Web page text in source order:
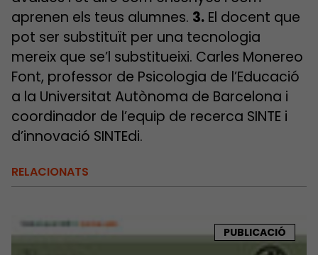
aprenen els teus alumnes. 3. El docent que
pot ser substituït per una tecnologia
mereix que se’l substitueixi. Carles Monereo
Font, professor de Psicologia de l’Educació
a la Universitat Autònoma de Barcelona i
coordinador de l’equip de recerca SINTE i
d’innovació SINTEdi.
RELACIONATS
PUBLICACIÓ